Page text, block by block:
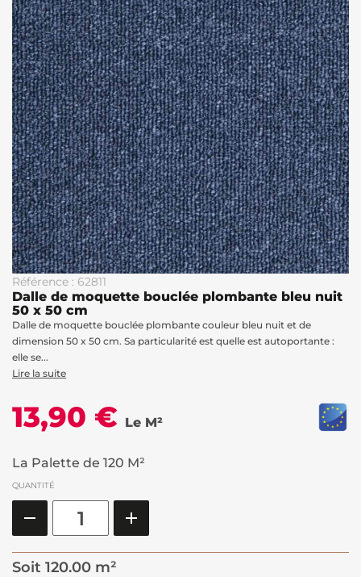
Référence : 62811
Dalle de moquette bouclée plombante bleu nuit
50 x 50 cm
Dalle de moquette bouclée plombante couleur bleu nuit et de
dimension 50 x 50 cm. Sa particularité est quelle est autoportante :
elle se...
Lire la suite
13,90 € Le M²
La Palette de 120 M²
QUANTITÉ
Soit 120.00 m²